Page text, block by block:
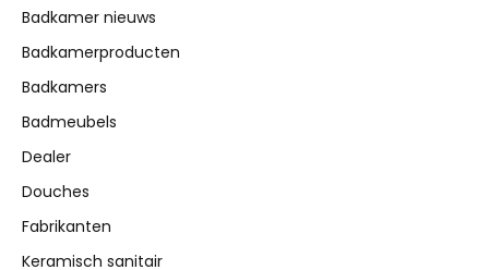
Badkamer nieuws
Badkamerproducten
Badkamers
Badmeubels
Dealer
Douches
Fabrikanten
Keramisch sanitair